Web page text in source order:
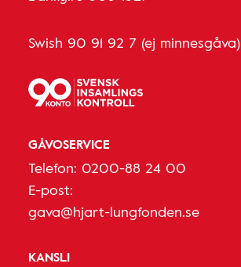
Swish 90 91 92 7 (ej minnesgåva)
GÅVOSERVICE
Telefon: 0200-88 24 00
E-post:
gava@hjart-lungfonden.se
KANSLI